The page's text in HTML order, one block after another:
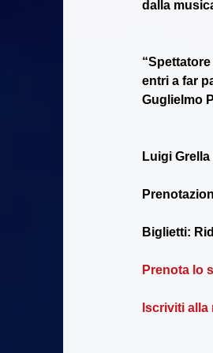
dalla
entri a far
Guglielmo
Luigi
Biglietti:
Prenota lo
Iscriviti